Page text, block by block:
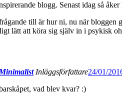
blogg. Senast idag så
till är hur ni, nu när bloggen
lätt att köra sig själv in i psykisk
Inläggsförfattare24/01/
vad blev kvar? :)